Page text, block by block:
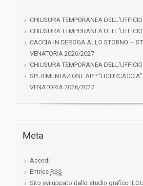
CHIUSURA TEMPORANEA DELL’UFFICIO
CHIUSURA TEMPORANEA DELL’UFFICIO
CACCIA IN DEROGA ALLO STORNO –
VENATORIA 2026/2027
CHIUSURA TEMPORANEA DELL’UFFICIO
SPERIMENTAZIONE APP
VENATORIA 2026/2027
Meta
Accedi
Entries RSS
Sito sviluppato dallo studio grafico